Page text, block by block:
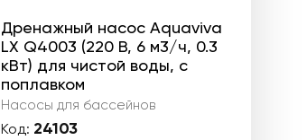
Дренажный насос Aquaviva
LX Q4003 (220 В, 6 м3/ч, 0.3
кВт) для чистой воды, с
поплавком
Насосы для бассейнов
Код: 24103